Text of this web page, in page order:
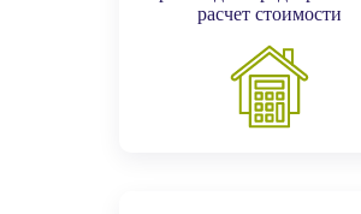
расчет стоимости